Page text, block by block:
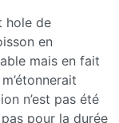
hole de
en
mais en fait
n’est pas été
pour la durée